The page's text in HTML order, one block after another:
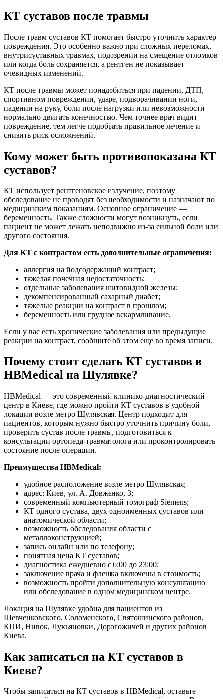
КТ суставов после травмы
После травм суставов КТ помогает быстро уточнить характер
повреждения. Это особенно важно при сложных переломах,
внутрисуставных травмах, подозрении на смещение отломков
или когда боль сохраняется, а рентген не показывает
очевидных изменений.
КТ после травмы может понадобиться при падении, ДТП,
спортивном повреждении, ударе, подворачивании ноги,
падении на руку, боли после нагрузки или невозможности
нормально двигать конечностью. Чем точнее врач видит
повреждение, тем легче подобрать правильное лечение и
снизить риск осложнений.
Кому может быть противопоказана КТ
суставов?
КТ использует рентгеновское излучение, поэтому
обследование не проводят без необходимости и назначают по
медицинским показаниям. Основное ограничение —
беременность. Также сложности могут возникнуть, если
пациент не может лежать неподвижно из-за сильной боли или
другого состояния.
Для КТ с контрастом есть дополнительные ограничения:
аллергия на йодсодержащий контраст;
тяжелая почечная недостаточность;
отдельные заболевания щитовидной железы;
декомпенсированный сахарный диабет;
тяжелые реакции на контраст в прошлом;
беременность или грудное вскармливание.
Если у вас есть хронические заболевания или предыдущие
реакции на контраст, сообщите об этом еще во время записи.
Почему стоит сделать КТ суставов в
HBMedical на Шулявке?
HBMedical — это современный клинико-диагностический
центр в Киеве, где можно пройти КТ суставов в удобной
локации возле метро Шулявская. Центр подходит для
пациентов, которым нужно быстро уточнить причину боли,
проверить сустав после травмы, подготовиться к
консультации ортопеда-травматолога или проконтролировать
состояние после операции.
Преимущества HBMedical:
удобное расположение возле метро Шулявская;
адрес: Киев, ул. А. Довженко, 3;
современный компьютерный томограф Siemens;
КТ одного сустава, двух одноименных суставов или
анатомической области;
возможность обследования области с
металлоконструкцией;
запись онлайн или по телефону;
понятная цена КТ суставов;
диагностика ежедневно с 6:00 до 23:00;
заключение врача и флешка включены в стоимость;
возможность пройти дополнительную консультацию
или обследование в одном медицинском центре.
Локация на Шулявке удобна для пациентов из
Шевченковского, Соломенского, Святошинского районов,
КПИ, Нивок, Лукьяновки, Дорогожичей и других районов
Киева.
Как записаться на КТ суставов в
Киеве?
Чтобы записаться на КТ суставов в HBMedical, оставьте